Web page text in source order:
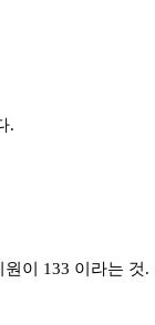
.
이 133 이라는 것.